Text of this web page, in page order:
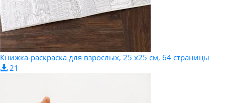
Книжка-раскраска для взрослых, 25 х25 см, 64 страницы
21